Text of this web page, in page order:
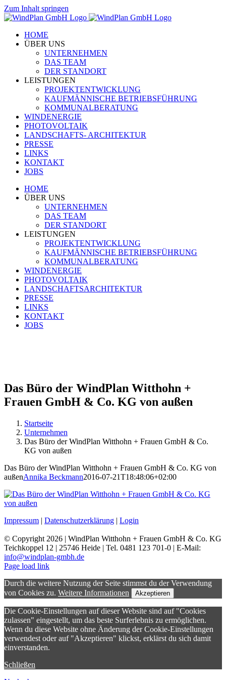
Zum Inhalt springen
HOME
ÜBER UNS
UNTERNEHMEN
DAS TEAM
DER STANDORT
LEISTUNGEN
PROJEKTENTWICKLUNG
KAUFMÄNNISCHE BETRIEBSFÜHRUNG
KOMMUNALBERATUNG
WINDENERGIE
PHOTOVOLTAIK
LANDSCHAFTS- ARCHITEKTUR
PRESSE
LINKS
KONTAKT
JOBS
HOME
ÜBER UNS
UNTERNEHMEN
DAS TEAM
DER STANDORT
LEISTUNGEN
PROJEKTENTWICKLUNG
KAUFMÄNNISCHE BETRIEBSFÜHRUNG
KOMMUNALBERATUNG
WINDENERGIE
PHOTOVOLTAIK
LANDSCHAFTSARCHITEKTUR
PRESSE
LINKS
KONTAKT
JOBS
Das Büro der WindPlan Witthohn +
Frauen GmbH & Co. KG von außen
Startseite
Unternehmen
Das Büro der WindPlan Witthohn + Frauen GmbH & Co.
KG von außen
Das Büro der WindPlan Witthohn + Frauen GmbH & Co. KG von
außenAnnika Beckmann2016-07-21T18:48:06+02:00
Impressum | Datenschutzerklärung | Login
© Copyright 2026 | WindPlan Witthohn + Frauen GmbH & Co. KG
Teichkoppel 12 | 25746 Heide | Tel. 0481 123 701-0 | E-Mail:
info@windplan-gmbh.de
Page load link
Durch die weitere Nutzung der Seite stimmst du der Verwendung
von Cookies zu. Weitere Informationen Akzeptieren
Die Cookie-Einstellungen auf dieser Website sind auf "Cookies
zulassen" eingestellt, um das beste Surferlebnis zu ermöglichen.
Wenn du diese Website ohne Änderung der Cookie-Einstellungen
verwendest oder auf "Akzeptieren" klickst, erklärst du sich damit
einverstanden.
Schließen